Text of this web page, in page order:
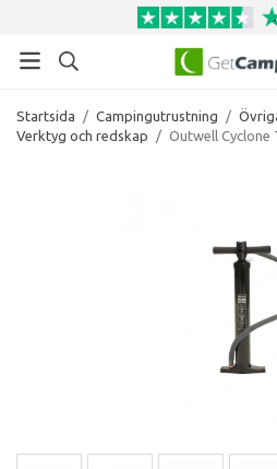
Startsida / Campingutrustning /
Verktyg och redskap
/ Outwell Cyclone